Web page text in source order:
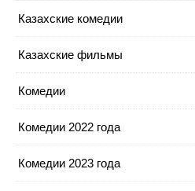
Казахские комедии
Казахские фильмы
Комедии
Комедии 2022 года
Комедии 2023 года